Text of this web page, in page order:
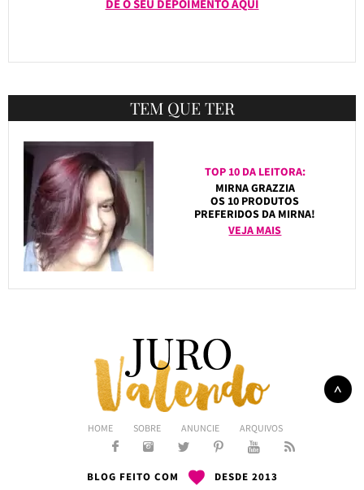
DÊ O SEU DEPOIMENTO AQUI
TEM QUE TER
TOP 10 DA LEITORA:
MIRNA GRAZZIA
OS 10 PRODUTOS
PREFERIDOS DA MIRNA!
VEJA MAIS
HOME SOBRE ANUNCIE ARQUIVOS
BLOG FEITO COM DESDE 2013